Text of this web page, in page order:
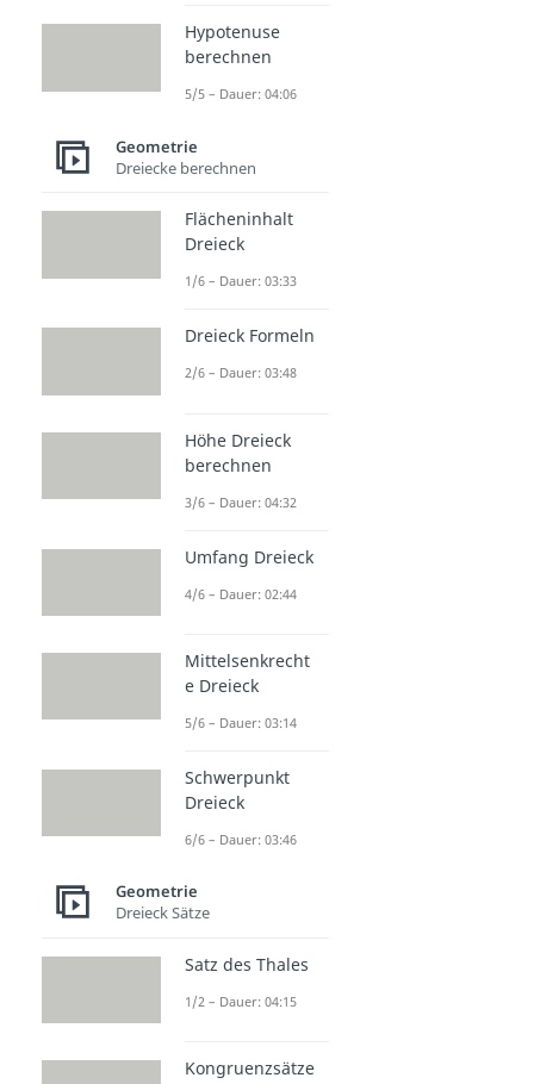
Hypotenuse
berechnen
5/5 – Dauer: 04:06
Geometrie
Dreiecke berechnen
Flächeninhalt
Dreieck
1/6 – Dauer: 03:33
Dreieck Formeln
2/6 – Dauer: 03:48
Höhe Dreieck
berechnen
3/6 – Dauer: 04:32
Umfang Dreieck
4/6 – Dauer: 02:44
Mittelsenkrecht
e Dreieck
5/6 – Dauer: 03:14
Schwerpunkt
Dreieck
6/6 – Dauer: 03:46
Geometrie
Dreieck Sätze
Satz des Thales
1/2 – Dauer: 04:15
Kongruenzsätze